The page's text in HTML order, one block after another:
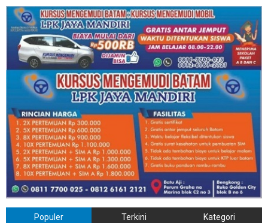
Populer Terkini Kategori